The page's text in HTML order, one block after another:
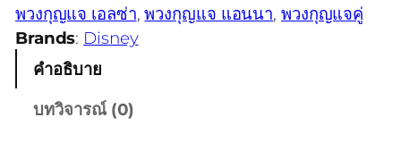
พวงกุญแจ เอลซ่า, พวงกุญแจ แอนนา, พวงกุญแจคู่
Brands: Disney
คำอธิบาย
บทวิจารณ์ (0)